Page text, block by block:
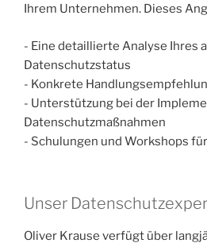
Ihrem Unternehmen. Dieses
- Eine detaillierte Analyse Ihres
Datenschutzstatus
- Konkrete
- Unterstützung bei der
Datenschutzmaßnahmen
- Schulungen und Workshops
Unser
Oliver Krause verfügt über